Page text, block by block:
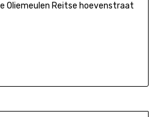
Oliemeulen Reitse hoevenstraat